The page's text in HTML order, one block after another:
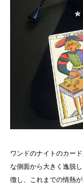
ワンドのナイトのカー
な側面から大きく逸脱
徴し、これまでの情熱